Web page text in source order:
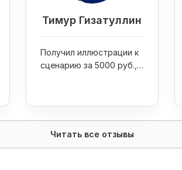
Тимур Гизатуллин
Получил иллюстрации к
сценарию за 5000 руб.,
проекта
Читать все отзывы